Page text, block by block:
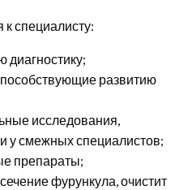
специалисту:
диагностику;
развитию
исследования,
у смежных специалистов;
препараты;
фурункула, очистит